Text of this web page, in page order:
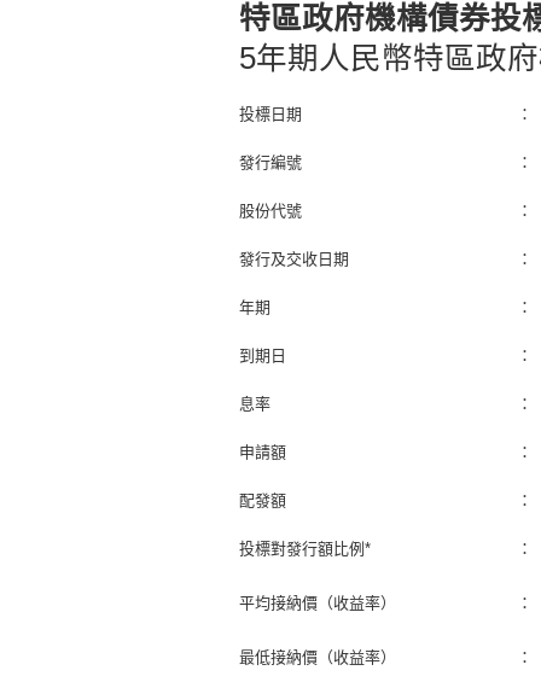
特區政府機構債券投
5年期人民幣特區政
投標日期 ：
發行編號 ：
股份代號 ：
發行及交收日期 ：
年期 ：
到期日 ：
息率 ：
申請額 ：
配發額 ：
投標對發行額比例* ：
平均接納價（收益率） ：
最低接納價（收益率） ：